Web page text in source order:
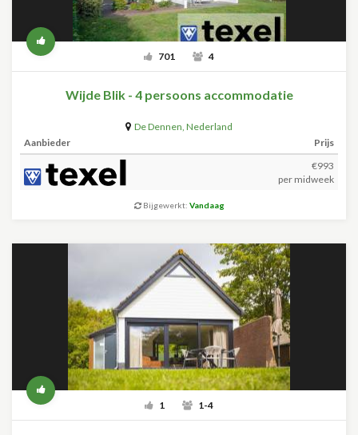
701 4
Wijde Blik - 4 persoons accommodatie
De Dennen, Nederland
Aanbieder
Prijs
€993
per midweek
Bijgewerkt: Vandaag
1 1-4